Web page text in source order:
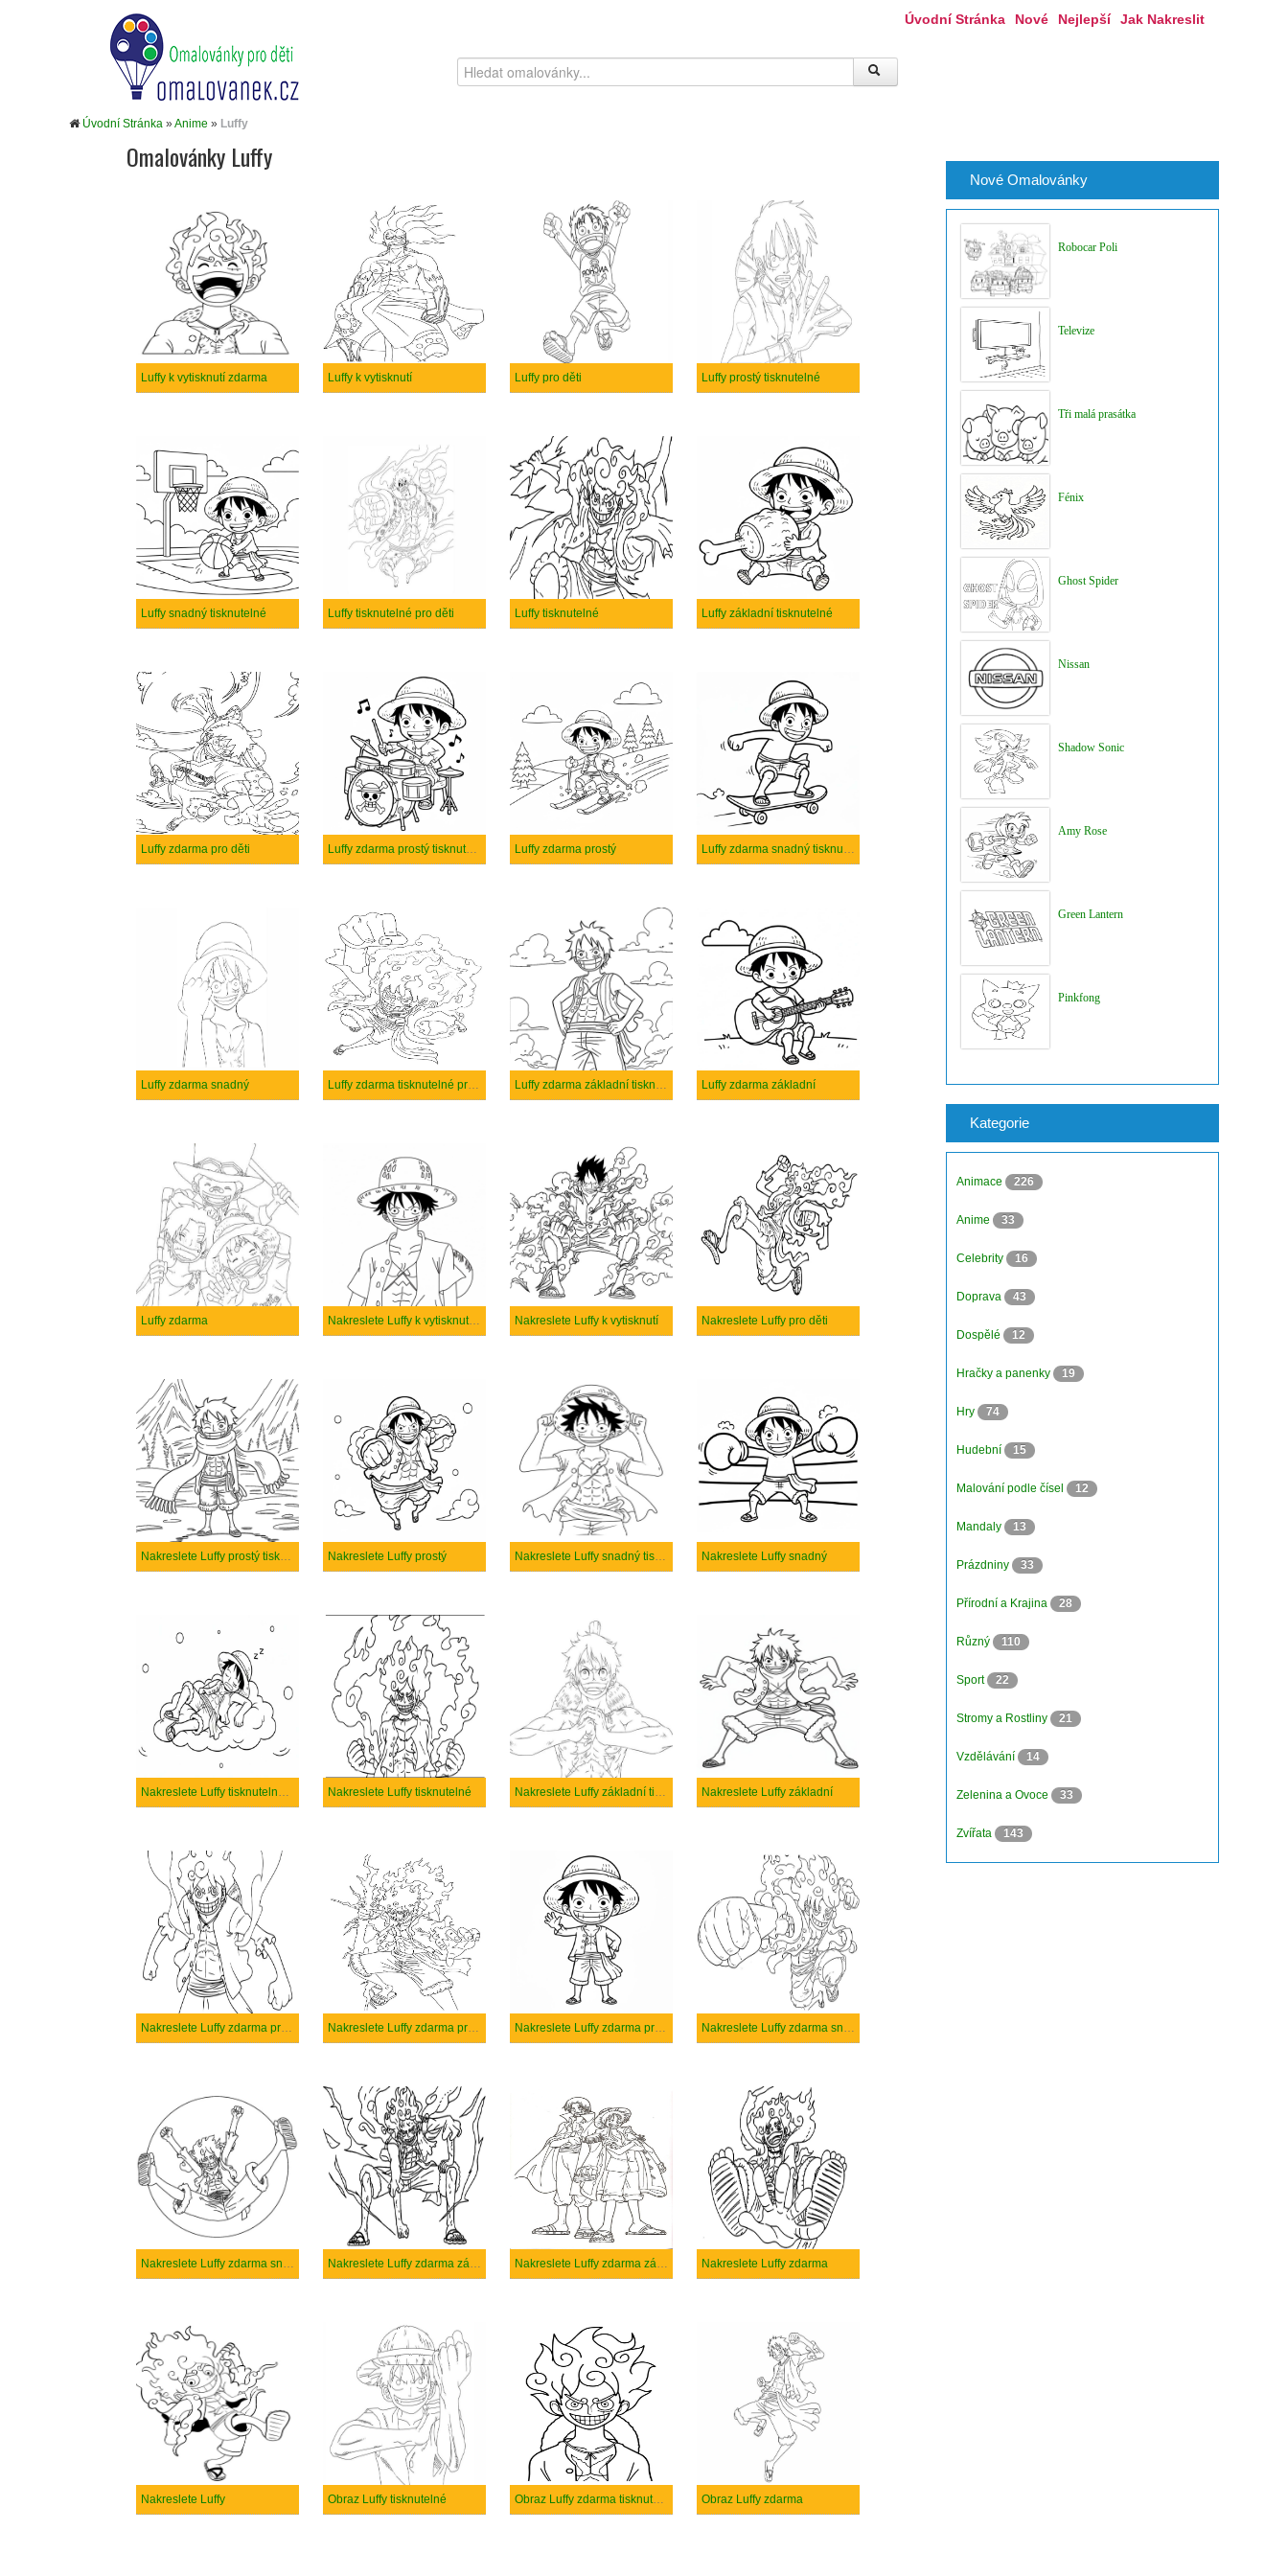
Úvodní Stránka Nové Nejlepší Jak Nakreslit
Úvodní Stránka »Anime » Luffy
Omalovánky Luffy
Luffy k vytisknutí zdarma Luffy k vytisknutí Luffy pro děti Luffy prostý tisknutelné
Luffy snadný tisknutelné Luffy tisknutelné pro děti Luffy tisknutelné Luffy základní tisknutelné
Luffy zdarma pro děti Luffy zdarma prostý tisknutelné Luffy zdarma prostý Luffy zdarma snadný tisknutelné
Luffy zdarma snadný Luffy zdarma tisknutelné pro děti Luffy zdarma základní tisknutelné Luffy zdarma základní
Luffy zdarma Nakreslete Luffy k vytisknutí zdarma Nakreslete Luffy k vytisknutí Nakreslete Luffy pro děti
Nakreslete Luffy prostý tisknutelné Nakreslete Luffy prostý Nakreslete Luffy snadný tisknutelné Nakreslete Luffy snadný
Nakreslete Luffy tisknutelné pro děti Nakreslete Luffy tisknutelné Nakreslete Luffy základní tisknutelné Nakreslete Luffy základní
Nakreslete Luffy zdarma pro děti Nakreslete Luffy zdarma prostý tisknutelné Nakreslete Luffy zdarma prostý Nakreslete Luffy zdarma snadný tisknutelné
Nakreslete Luffy zdarma snadný Nakreslete Luffy zdarma základní tisknutelné Nakreslete Luffy zdarma základní Nakreslete Luffy zdarma
Nakreslete Luffy Obraz Luffy tisknutelné Obraz Luffy zdarma tisknutelné Obraz Luffy zdarma
Nové Omalovánky
Robocar Poli
Televize
Tři malá prasátka
Fénix
Ghost Spider
Nissan
Shadow Sonic
Amy Rose
Green Lantern
Pinkfong
Kategorie
Animace 226
Anime 33
Celebrity 16
Doprava 43
Dospělé 12
Hračky a panenky 19
Hry 74
Hudební 15
Malování podle čísel 12
Mandaly 13
Prázdniny 33
Přírodní a Krajina 28
Různý 110
Sport 22
Stromy a Rostliny 21
Vzdělávání 14
Zelenina a Ovoce 33
Zvířata 143